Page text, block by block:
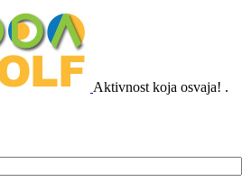
Aktivnost koja osvaja! .